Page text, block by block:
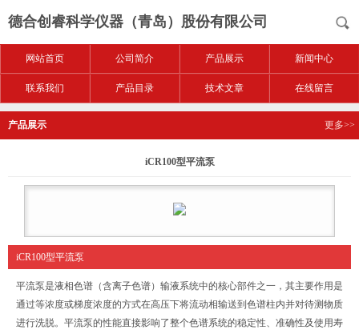
德合创睿科学仪器（青岛）股份有限公司
网站首页 公司简介 产品展示 新闻中心
联系我们 产品目录 技术文章 在线留言
产品展示 更多>>
iCR100型平流泵
iCR100型平流泵
平流泵是液相色谱（含离子色谱）输液系统中的核心部件之一，其主要作用是
通过等浓度或梯度浓度的方式在高压下将流动相输送到色谱柱内并对待测物质
进行洗脱。平流泵的性能直接影响了整个色谱系统的稳定性、准确性及使用寿